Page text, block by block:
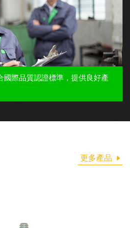
國際品質認證標準，提供良好產
更多產品